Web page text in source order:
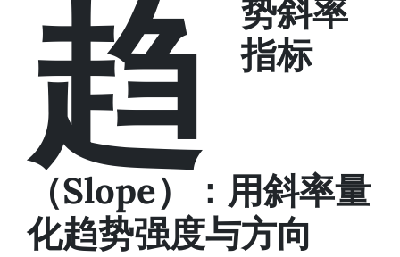
趋
势斜率
指标
（Slope）：用斜率量
化趋势强度与方向